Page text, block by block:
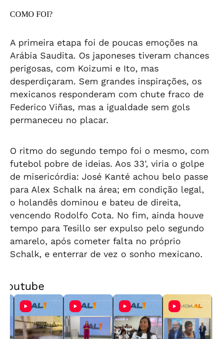
COMO FOI?
A primeira etapa foi de poucas emoções na
Arábia Saudita. Os japoneses tiveram chances
perigosas, com Koizumi e Ito, mas
desperdiçaram. Sem grandes inspirações, os
mexicanos responderam com chute fraco de
Federico Viñas, mas a igualdade sem gols
permaneceu no placar.
O ritmo do segundo tempo foi o mesmo, com
futebol pobre de ideias. Aos 33', viria o golpe
de misericórdia: José Kanté achou belo passe
para Alex Schalk na área; em condição legal,
o holandês dominou e bateu de direita,
vencendo Rodolfo Cota. No fim, ainda houve
tempo para Tesillo ser expulso pelo segundo
amarelo, após cometer falta no próprio
Schalk, e enterrar de vez o sonho mexicano.